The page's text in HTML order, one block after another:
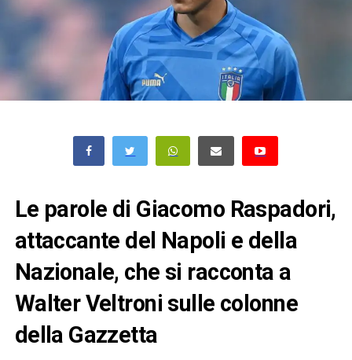
Le parole di Giacomo Raspadori,
attaccante del Napoli e della
Nazionale, che si racconta a
Walter Veltroni sulle colonne
della Gazzetta